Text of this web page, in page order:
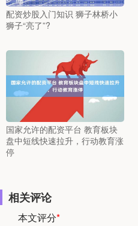
配资炒股入门知识 狮子林桥小
狮子“亮了”?
国家允许的配资平台 教育板块
盘中短线快速拉升，行动教育涨
停
相关评论
本文评分*